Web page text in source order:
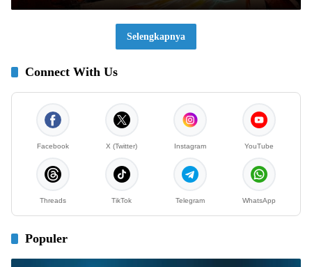
Selengkapnya
Connect With Us
Facebook X (Twitter) Instagram YouTube
Threads TikTok Telegram WhatsApp
Populer